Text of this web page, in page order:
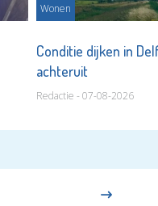
Wonen
Conditie dijken in
achteruit
Redactie - 07-08-2026